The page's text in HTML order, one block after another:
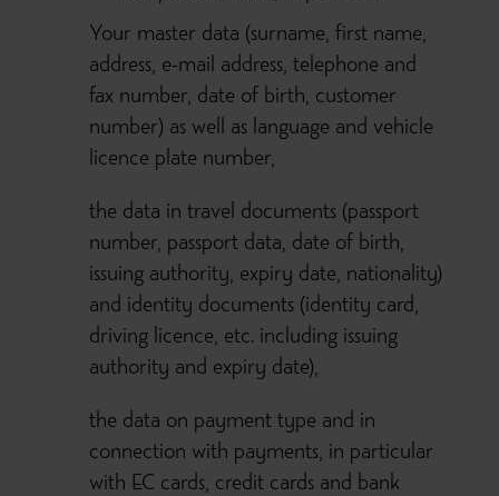
Your master data (surname, first name,
address, e-mail address, telephone and
fax number, date of birth, customer
number) as well as language and vehicle
licence plate number,
the data in travel documents (passport
number, passport data, date of birth,
issuing authority, expiry date, nationality)
and identity documents (identity card,
driving licence, etc. including issuing
authority and expiry date),
the data on payment type and in
connection with payments, in particular
with EC cards, credit cards and bank